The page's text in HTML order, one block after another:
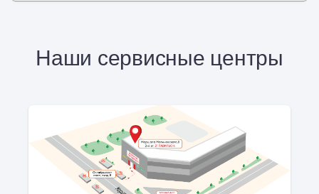
Наши сервисные центры